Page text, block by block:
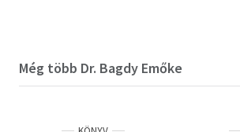
Még több Dr. Bagdy Emőke